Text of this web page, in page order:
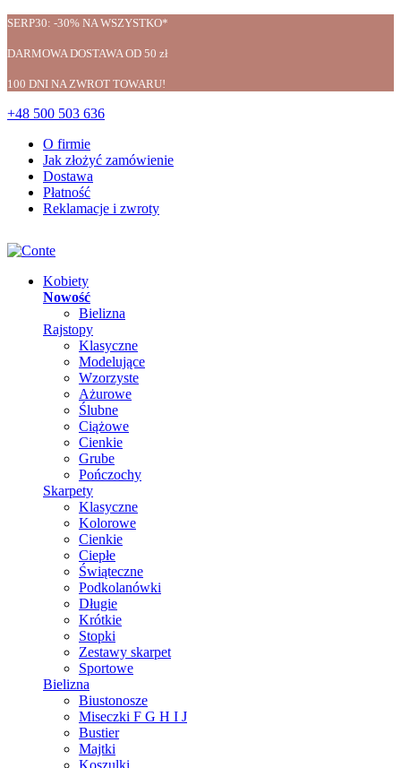
SERP30: -30% NA WSZYSTKO*
DARMOWA DOSTAWA OD 50 zł
100 DNI NA ZWROT TOWARU!
+48 500 503 636
O firmie
Jak złożyć zamówienie
Dostawa
Płatność
Reklamacje i zwroty
Kobiety
Nowość
Bielizna
Rajstopy
Klasyczne
Modelujące
Wzorzyste
Ażurowe
Ślubne
Ciążowe
Cienkie
Grube
Pończochy
Skarpety
Klasyczne
Kolorowe
Cienkie
Ciepłe
Świąteczne
Podkolanówki
Długie
Krótkie
Stopki
Zestawy skarpet
Sportowe
Bielizna
Biustonosze
Miseczki F G H I J
Bustier
Majtki
Koszulki